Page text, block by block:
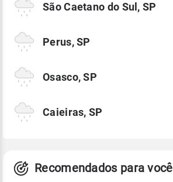
São Caetano do Sul, SP
Perus, SP
Osasco, SP
Caieiras, SP
Recomendados para você